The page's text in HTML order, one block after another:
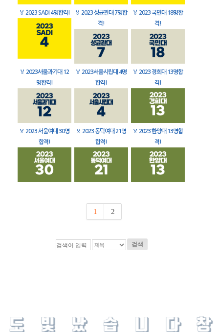
🏅 2023 SADI 4명합격! 🏅 2023 성균관대 7명합
격!
🏅 2023 국민대 18명합
격!
🏅 2023서울과기대 12
명합격!
🏅 2023서울시립대 4명
합격!
🏅 2023 경희대 13명합
격!
🏅 2023 서울여대 30명
합격!
🏅 2023 동덕여대 21명
합격!
🏅 2023 한양대 13명합
격!
1 2
검색